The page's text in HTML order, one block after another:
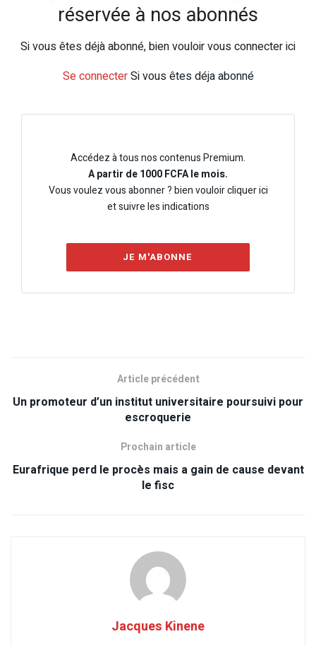
réservée à nos abonnés
Si vous êtes déjà abonné, bien vouloir vous connecter ici
Se connecterSi vous êtes déja abonné
Accédez à tous nos contenus Premium.
A partir de 1000 FCFA le mois.
Vous voulez vous abonner ? bien vouloir cliquer ici
et suivre les indications
JE M'ABONNE
Article précédent
Un promoteur d’un institut universitaire poursuivi pour
escroquerie
Prochain article
Eurafrique perd le procès mais a gain de cause devant
le fisc
Jacques Kinene